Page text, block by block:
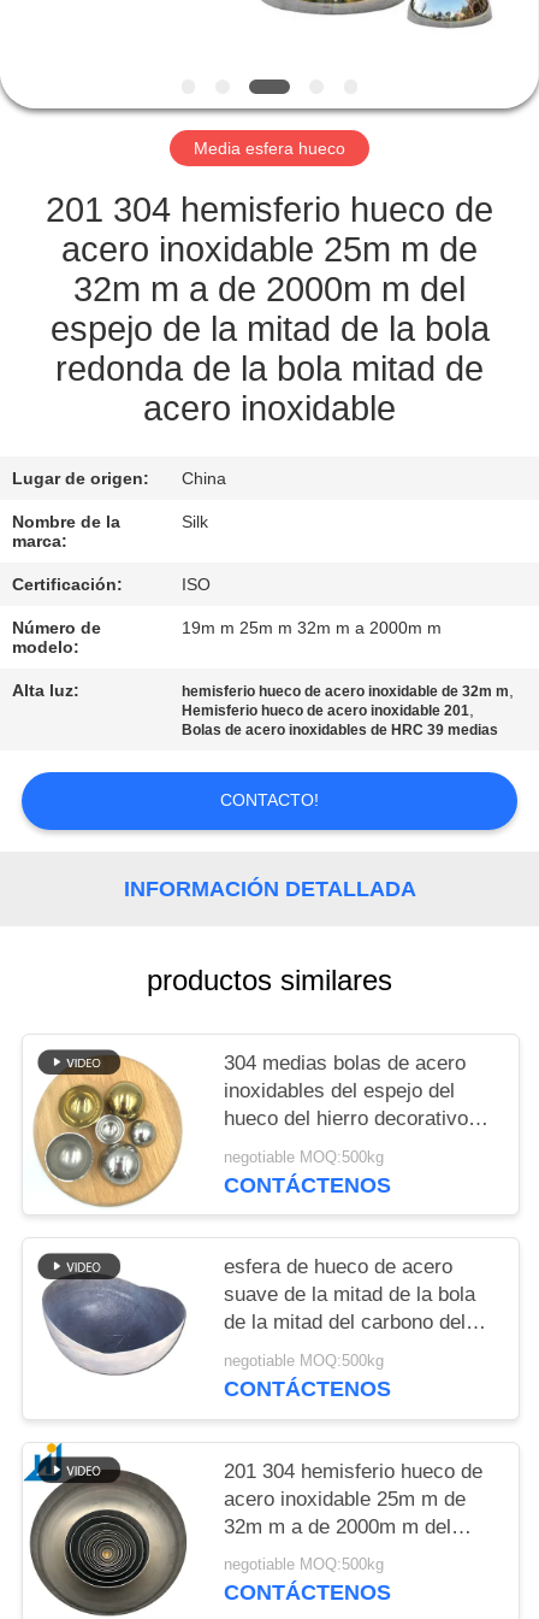
DE
ÉNTRENOS
CONTACTO
CON
NOTICIAS
CASOS
PIDA
UNA
CITA
MAPA
SITIO
POLICY
Media esfera hueco
201 304 hemisferio hueco de
acero inoxidable 25m m de
32m m a de 2000m m del
espejo de la mitad de la bola
redonda de la bola mitad de
acero inoxidable
Lugar de origen: China
Nombre de la
marca:
Silk
Certificación: ISO
Número de
modelo:
19m m 25m m 32m m a 2000m m
Alta luz: hemisferio hueco de acero inoxidable de 32m m,
Hemisferio hueco de acero inoxidable 201,
Bolas de acero inoxidables de HRC 39 medias
CONTACTO!
INFORMACIÓN DETALLADA
productos similares
304 medias bolas de acero
inoxidables del espejo del
hueco del hierro decorativo
del hemisferio 900m m
negotiable MOQ:500kg
CONTÁCTENOS
esfera de hueco de acero
suave de la mitad de la bola
de la mitad del carbono del
metal de 800m m para la bola
hueco de Hlaf de los hoyos
negotiable MOQ:500kg
CONTÁCTENOS
201 304 hemisferio hueco de
acero inoxidable 25m m de
32m m a de 2000m m del
espejo de la mitad de la bola
redonda de la bola mitad de
negotiable MOQ:500kg
CONTÁCTENOS